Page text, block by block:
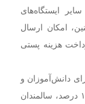
ایستگاه‌های
امکان ارسال
هزینه پستی
دانش‌آموزان و
دانشجویان ۵۰ درصد، افراد دارای معلولیت ۱۰۰ درصد، سالمندان